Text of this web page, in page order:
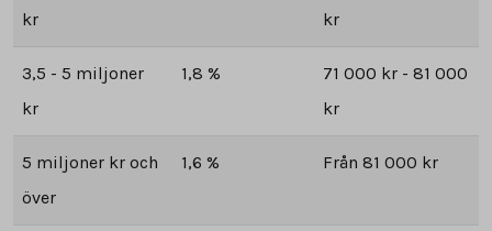
kr
kr
3,5 - 5 miljoner
kr
1,8 %
71 000 kr - 81 000
kr
5 miljoner kr och
över
1,6 % Från 81 000 kr